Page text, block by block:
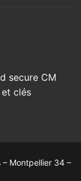
Montpellier 34 –